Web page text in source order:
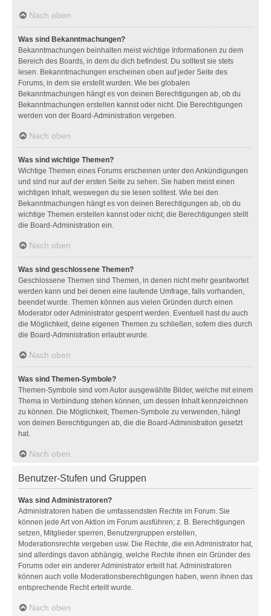
Nach oben
Was sind Bekanntmachungen?
Bekanntmachungen beinhalten meist wichtige Informationen zu dem
Bereich des Boards, in dem du dich befindest. Du solltest sie stets
lesen. Bekanntmachungen erscheinen oben auf jeder Seite des
Forums, in dem sie erstellt wurden. Wie bei globalen
Bekanntmachungen hängt es von deinen Berechtigungen ab, ob du
Bekanntmachungen erstellen kannst oder nicht. Die Berechtigungen
werden von der Board-Administration vergeben.
Nach oben
Was sind wichtige Themen?
Wichtige Themen eines Forums erscheinen unter den Ankündigungen
und sind nur auf der ersten Seite zu sehen. Sie haben meist einen
wichtigen Inhalt, weswegen du sie lesen solltest. Wie bei den
Bekanntmachungen hängt es von deinen Berechtigungen ab, ob du
wichtige Themen erstellen kannst oder nicht; die Berechtigungen stellt
die Board-Administration ein.
Nach oben
Was sind geschlossene Themen?
Geschlossene Themen sind Themen, in denen nicht mehr geantwortet
werden kann und bei denen eine laufende Umfrage, falls vorhanden,
beendet wurde. Themen können aus vielen Gründen durch einen
Moderator oder Administrator gesperrt werden. Eventuell hast du auch
die Möglichkeit, deine eigenen Themen zu schließen, sofern dies durch
die Board-Administration erlaubt wurde.
Nach oben
Was sind Themen-Symbole?
Themen-Symbole sind vom Autor ausgewählte Bilder, welche mit einem
Thema in Verbindung stehen können, um dessen Inhalt kennzeichnen
zu können. Die Möglichkeit, Themen-Symbole zu verwenden, hängt
von deinen Berechtigungen ab, die die Board-Administration gesetzt
hat.
Nach oben
Benutzer-Stufen und Gruppen
Was sind Administratoren?
Administratoren haben die umfassendsten Rechte im Forum. Sie
können jede Art von Aktion im Forum ausführen; z. B. Berechtigungen
setzen, Mitglieder sperren, Benutzergruppen erstellen,
Moderationsrechte vergeben usw. Die Rechte, die ein Administrator hat,
sind allerdings davon abhängig, welche Rechte ihnen ein Gründer des
Forums oder ein anderer Administrator erteilt hat. Administratoren
können auch volle Moderationsberechtigungen haben, wenn ihnen das
entsprechende Recht erteilt wurde.
Nach oben